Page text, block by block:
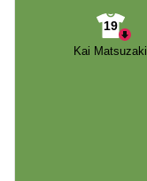
19
Kai Matsuzaki